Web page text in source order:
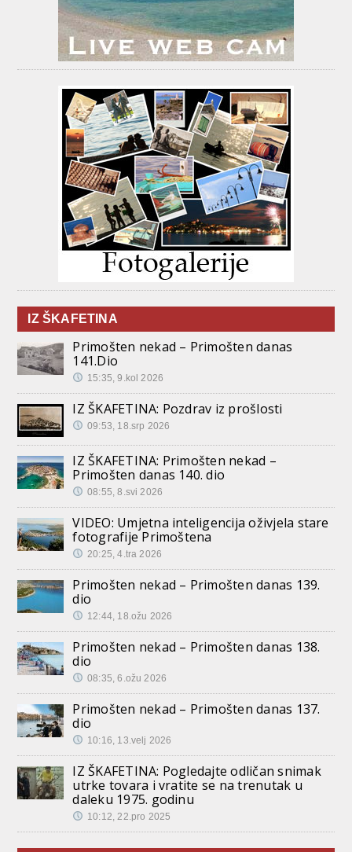
IZ ŠKAFETINA
Primošten nekad – Primošten danas
141.Dio
15:35, 9.kol 2026
IZ ŠKAFETINA: Pozdrav iz prošlosti
09:53, 18.srp 2026
IZ ŠKAFETINA: Primošten nekad –
Primošten danas 140. dio
08:55, 8.svi 2026
VIDEO: Umjetna inteligencija oživjela stare
fotografije Primoštena
20:25, 4.tra 2026
Primošten nekad – Primošten danas 139.
dio
12:44, 18.ožu 2026
Primošten nekad – Primošten danas 138.
dio
08:35, 6.ožu 2026
Primošten nekad – Primošten danas 137.
dio
10:16, 13.velj 2026
IZ ŠKAFETINA: Pogledajte odličan snimak
utrke tovara i vratite se na trenutak u
daleku 1975. godinu
10:12, 22.pro 2025